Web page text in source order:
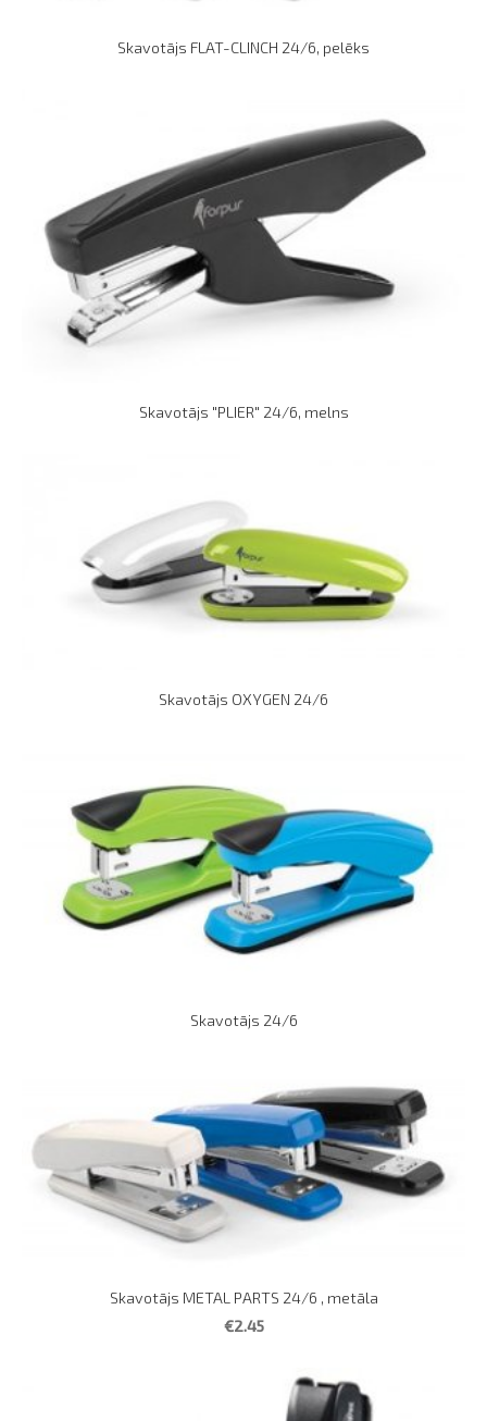
Skavotājs FLAT-CLINCH 24/6, pelēks
Skavotājs "PLIER" 24/6, melns
Skavotājs OXYGEN 24/6
Skavotājs 24/6
Skavotājs METAL PARTS 24/6 , metāla
€2.45